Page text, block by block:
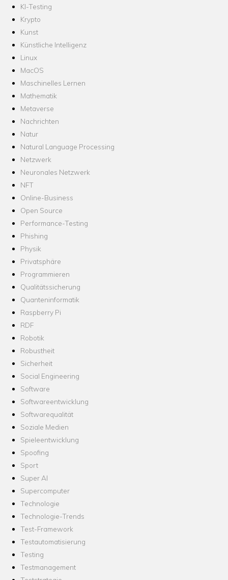
KI-Testing
Krypto
Kunst
Künstliche Intelligenz
Linux
MacOS
Maschinelles Lernen
Mathematik
Metaverse
Nachrichten
Natur
Natural Language Processing
Netzwerk
Neuronales Netzwerk
NFT
Online-Business
Open Source
Performance-Testing
Phishing
Physik
Privatsphäre
Programmieren
Qualitätssicherung
Quanteninformatik
Raspberry Pi
RDF
Robotik
Robustheit
Sicherheit
Social Engineering
Software
Softwareentwicklung
Softwarequalität
Soziale Medien
Spieleentwicklung
Spoofing
Sport
Super AI
Supercomputer
Technologie
Technologie-Trends
Test-Framework
Testautomatisierung
Testing
Testmanagement